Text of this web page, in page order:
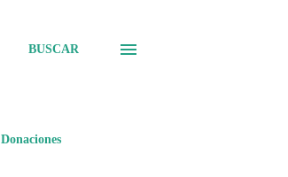
BUSCAR
Donaciones